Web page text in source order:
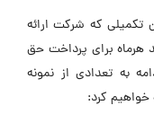
تکمیلی که شرکت ارائه
هرماه برای پرداخت حق
به تعدادی از نمونه
خواهیم کرد: